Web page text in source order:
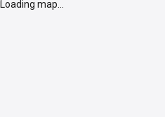
Loading map...